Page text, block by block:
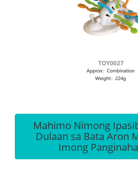
Mahimo Nimong
Dulaan sa Bata Aron
Imong